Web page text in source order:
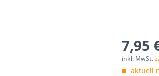
7,95
inkl. MwSt.
aktuell